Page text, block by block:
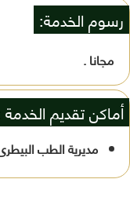
رسوم الخدمة:
مجانا .
أماكن تقديم
مديرية الطب